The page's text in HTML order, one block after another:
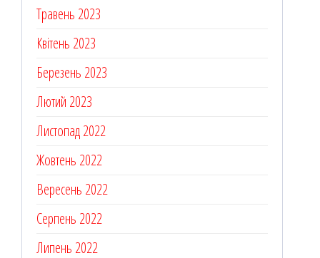
Травень 2023
Квітень 2023
Березень 2023
Лютий 2023
Листопад 2022
Жовтень 2022
Вересень 2022
Серпень 2022
Липень 2022